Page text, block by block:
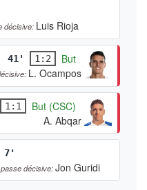
décisive:Luis Rioja
41' 1:2
But
L. Ocampos
But (CSC)
A. Abqar
7'
passe décisive:Jon Guridi